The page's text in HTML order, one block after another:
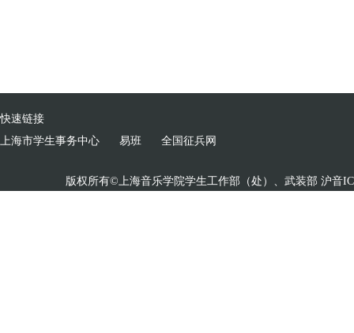
快速链接
上海市学生事务中心
易班 全国征兵网
版权所有©上海音乐学院学生工作部（处）、武装部 沪音